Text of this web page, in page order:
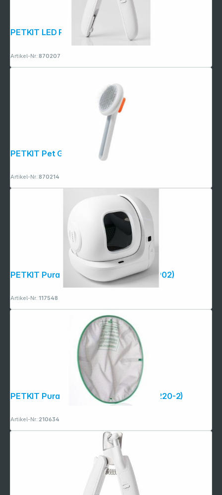
PETKIT LED Pet Nail Clipper (PK403)
Artikel-Nr.:870207
Artikel-Nr.:870214
PETKIT Pura Max 2 Cat Litter Box (P9902)
Artikel-Nr.:117548
PETKIT Pura Max 2 Cat Litter Mat (P9220-2)
Artikel-Nr.:210634